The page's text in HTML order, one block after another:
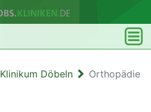
Klinikum Döbeln Orthopädie